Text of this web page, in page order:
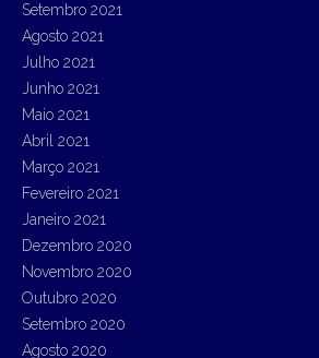
Setembro 2021
Agosto 2021
Julho 2021
Junho 2021
Maio 2021
Abril 2021
Março 2021
Fevereiro 2021
Janeiro 2021
Dezembro 2020
Novembro 2020
Outubro 2020
Setembro 2020
Agosto 2020